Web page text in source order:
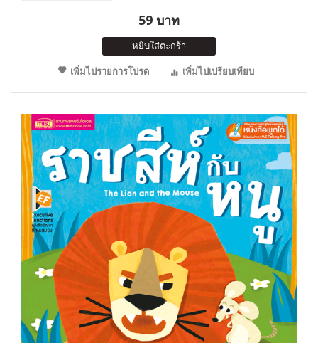
59 บาท
หยิบใส่ตะกร้า
เพิ่มไปรายการโปรด
เพิ่มไปเปรียบเทียบ